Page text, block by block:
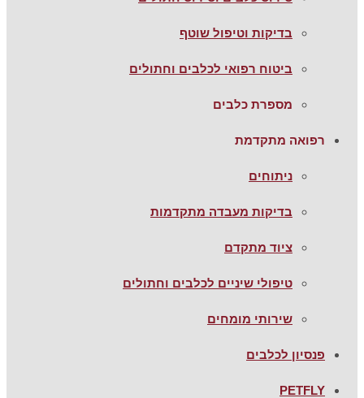
בדיקות וטיפול שוטף
ביטוח רפואי לכלבים וחתולים
מספרת כלבים
רפואה מתקדמת
ניתוחים
בדיקות מעבדה מתקדמות
ציוד מתקדם
טיפולי שיניים לכלבים וחתולים
שירותי מומחים
פנסיון לכלבים
PETFLY